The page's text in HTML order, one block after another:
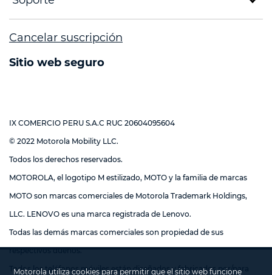
Motorola utiliza cookies para permitir que el sitio web funcione
Cancelar suscripción
Sitio web seguro
IX COMERCIO PERU S.A.C RUC 20604095604
© 2022 Motorola Mobility LLC.
Todos los derechos reservados.
MOTOROLA, el logotipo M estilizado, MOTO y la familia de marcas
MOTO son marcas comerciales de Motorola Trademark Holdings,
LLC. LENOVO es una marca registrada de Lenovo.
Todas las demás marcas comerciales son propiedad de sus
Todos los teléfonos móviles están diseñados y fabricados por/para